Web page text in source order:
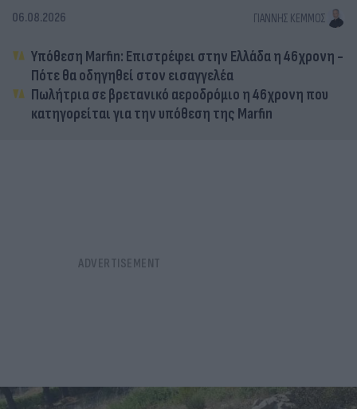
06.08.2026 ΓΙΆΝΝΗΣ ΚΈΜΜΟΣ
Υπόθεση Marfin: Επιστρέφει στην Ελλάδα η 46χρονη -
Πότε θα οδηγηθεί στον εισαγγελέα
Πωλήτρια σε βρετανικό αεροδρόμιο η 46χρονη που
κατηγορείται για την υπόθεση της Marfin